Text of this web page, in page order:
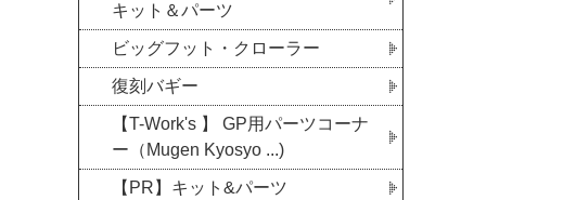
キット＆パーツ
ビッグフット・クローラー
復刻バギー
【T-Work's 】 GP用パーツコーナ
ー（Mugen Kyosyo ...)
【PR】キット&パーツ